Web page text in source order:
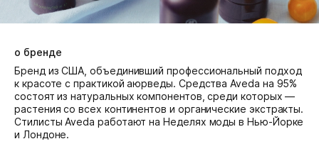
о бренде
Бренд из США, объединивший профессиональный подход
к красоте с практикой аюрведы. Средства Aveda на 95%
состоят из натуральных компонентов, среди которых —
растения со всех континентов и органические экстракты.
Cтилисты Aveda работают на Неделях моды в Нью-Йорке
и Лондоне.